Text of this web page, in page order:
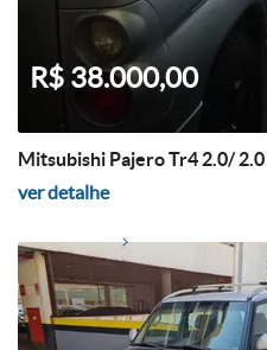
R$ 38.000,00
Mitsubishi Pajero Tr4 2.0/
ver detalhe